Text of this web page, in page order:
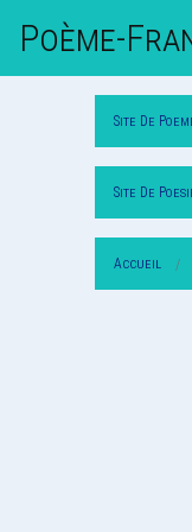
Poème-Fr
Site De
Site De
Accueil